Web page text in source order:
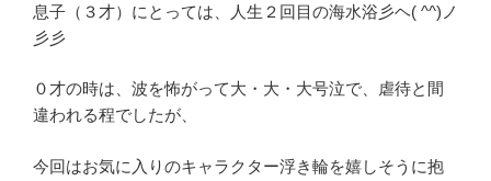
息子（３才）にとっては、人生２回目の海水浴彡ヘ( ^^)ノ
彡彡
０才の時は、波を怖がって大・大・大号泣で、虐待と間
違われる程でしたが、
今回はお気に入りのキャラクター浮き輪を嬉しそうに抱